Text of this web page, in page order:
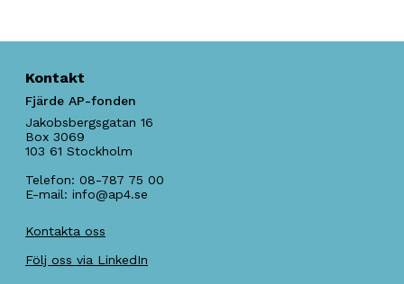
Kontakt
Fjärde AP-fonden
Jakobsbergsgatan 16
Box 3069
103 61 Stockholm
Telefon: 08-787 75 00
E-mail: info@ap4.se
Kontakta oss
Följ oss via LinkedIn